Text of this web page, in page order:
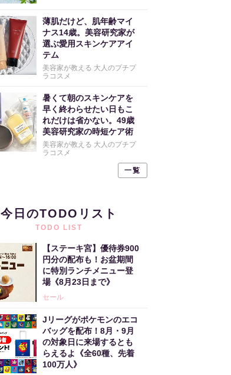
薄肌だけど、肌年齢マイ
ナス14歳。美容研究家が
選ぶ愛用スキンケアアイ
テム
美容家が教える 大人のプチプ
ラコスメ
暑くて朝のスキンケアを
早く終わらせたい日もこ
れだけは省かない。49歳
美容研究家の時短ケア術
美容家が教える 大人のプチプ
ラコスメ
一覧
今日のTODOリスト
TODO LIST
【ステーキ宮】優待券900
円分の配布も！お盆期間
に特別ランチメニュー登
場《8月23日まで》
セール
Jリーグがポケモンのエコ
バッグを配布！8月・9月
の対象日に来場するとも
らえるよ《全60種、先着
100万人》